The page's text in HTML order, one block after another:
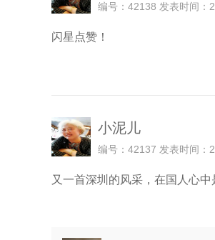
编号：42138 发表时间：
闪星点赞！
小泥儿
编号：42137 发表时间：
又一首深圳的风采，在国人心